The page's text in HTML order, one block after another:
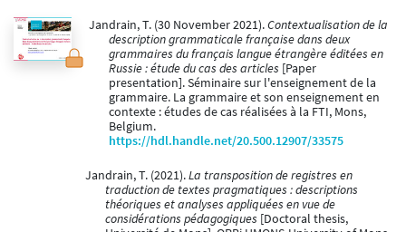
Jandrain, T. (30 November 2021).Contextualisation de la
description grammaticale française dans deux
grammaires du français langue étrangère éditées en
Russie : étude du cas des articles [Paper
presentation]. Séminaire sur l'enseignement de la
grammaire. La grammaire et son enseignement en
contexte : études de cas réalisées à la FTI, Mons,
Belgium.
https://hdl.handle.net/20.500.12907/33575
Jandrain, T. (2021).La transposition de registres en
traduction de textes pragmatiques : descriptions
théoriques et analyses appliquées en vue de
considérations pédagogiques [Doctoral thesis,